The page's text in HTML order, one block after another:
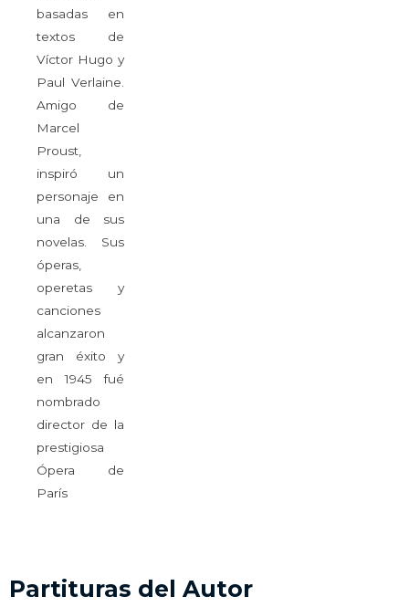
basadas en
textos de
Víctor Hugo y
Paul Verlaine.
Amigo de
Marcel
Proust,
inspiró un
personaje en
una de sus
novelas. Sus
óperas,
operetas y
canciones
alcanzaron
gran éxito y
en 1945 fué
nombrado
director de la
prestigiosa
Ópera de
París
Partituras del Autor